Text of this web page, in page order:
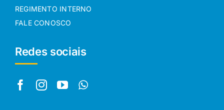
REGIMENTO INTERNO
FALE CONOSCO
Redes sociais